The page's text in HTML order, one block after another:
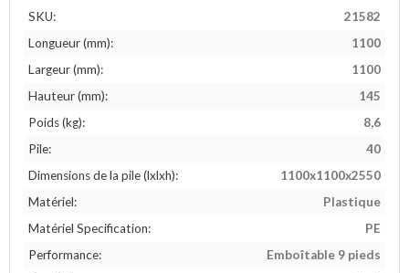
SKU:
21582
Longueur (mm):
1100
Largeur (mm):
1100
Hauteur (mm):
145
Poids (kg):
8,6
Pile:
40
Dimensions de la pile (lxlxh):
1100x1100x2550
Matériel:
Plastique
Matériel Specification:
PE
Performance:
Emboîtable 9 pieds